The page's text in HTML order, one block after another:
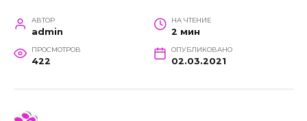
АВТОР
admin
НА ЧТЕНИЕ
2 мин
ПРОСМОТРОВ
422
ОПУБЛИКОВАНО
02.03.2021